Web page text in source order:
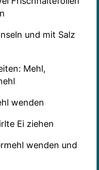
und mit Salz
Mehl,
wenden
Ei ziehen
wenden und